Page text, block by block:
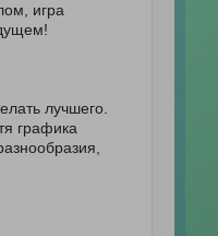
игра
лучшего.
графика